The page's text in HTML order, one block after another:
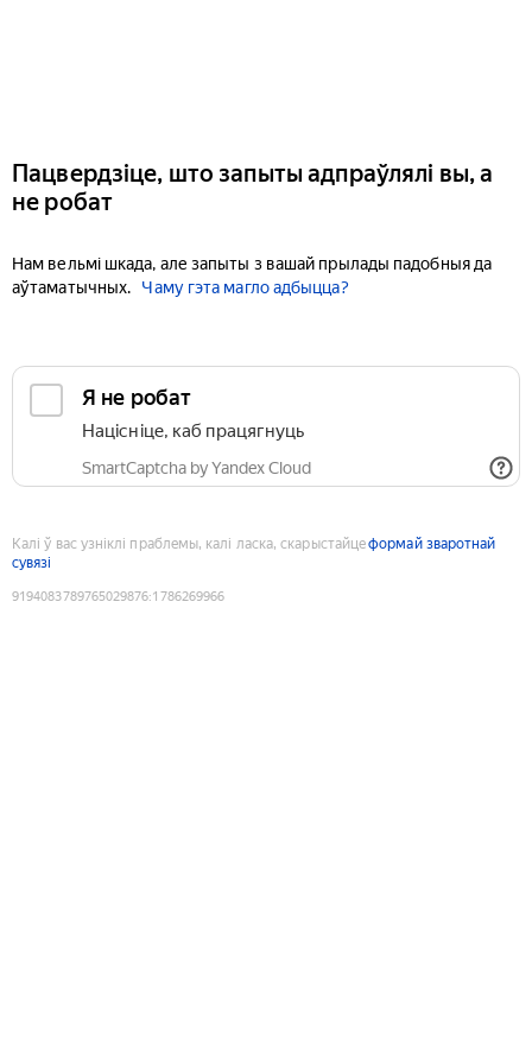
Пацвердзіце, што запыты адпраўлялі вы, а
не робат
Нам вельмі шкада, але запыты з вашай прылады падобныя да
аўтаматычных.
Чаму гэта магло адбыцца?
Я не робат
Націсніце, каб працягнуць
SmartCaptcha by Yandex Cloud
Калі ў вас узніклі праблемы, калі ласка, скарыстайцеформай зваротнай
сувязі
9194083789765029876:1786269966